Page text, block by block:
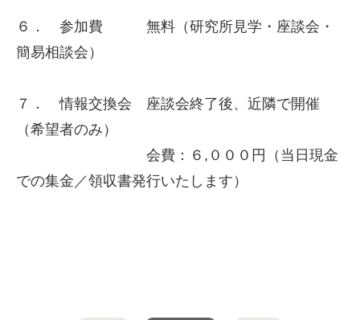
６． 参加費 無料（研究所見学・座談会・
簡易相談会）
７． 情報交換会 座談会終了後、近隣で開催
（希望者のみ）
会費：６,０００円（当日現金
での集金／領収書発行いたします）